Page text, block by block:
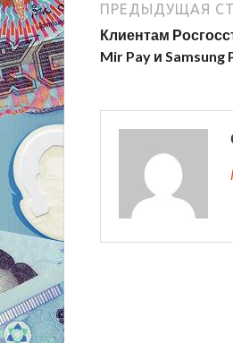
ПРЕДЫДУЩАЯ
Клиентам
Mir Pay и Samsung